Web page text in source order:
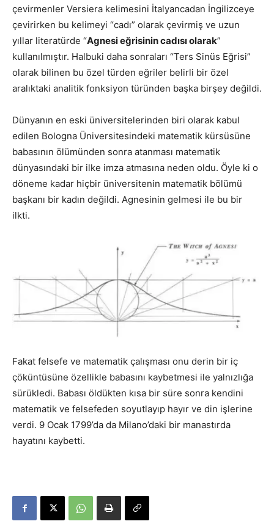
çevirmenler Versiera kelimesini İtalyancadan İngilizceye
çevirirken bu kelimeyi “cadı” olarak çevirmiş ve uzun
yıllar literatürde “Agnesi eğrisinin cadısı olarak”
kullanılmıştır. Halbuki daha sonraları “Ters Sinüs Eğrisi”
olarak bilinen bu özel türden eğriler belirli bir özel
aralıktaki analitik fonksiyon türünden başka birşey değildi.
Dünyanın en eski üniversitelerinden biri olarak kabul
edilen Bologna Üniversitesindeki matematik kürsüsüne
babasının ölümünden sonra atanması matematik
dünyasındaki bir ilke imza atmasına neden oldu. Öyle ki o
döneme kadar hiçbir üniversitenin matematik bölümü
başkanı bir kadın değildi. Agnesinin gelmesi ile bu bir
ilkti.
Fakat felsefe ve matematik çalışması onu derin bir iç
çöküntüsüne özellikle babasını kaybetmesi ile yalnızlığa
sürükledi. Babası öldükten kısa bir süre sonra kendini
matematik ve felsefeden soyutlayıp hayır ve din işlerine
verdi. 9 Ocak 1799’da da Milano’daki bir manastırda
hayatını kaybetti.